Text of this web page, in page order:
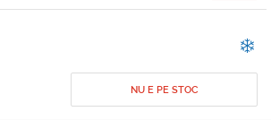
NU E PE STOC